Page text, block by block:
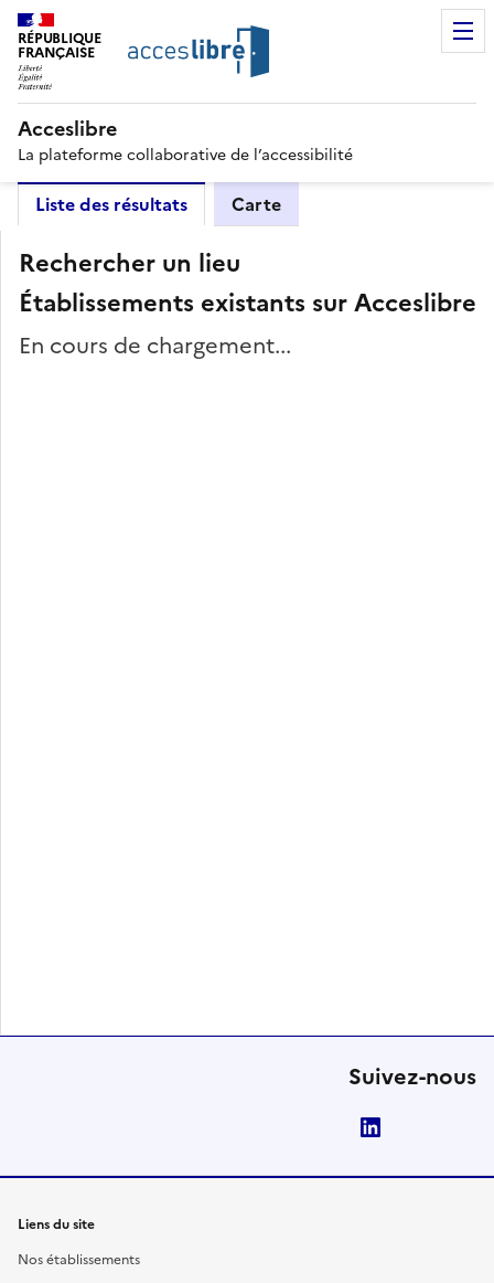
RÉPUBLIQUE
FRANÇAISE
Acceslibre
La plateforme collaborative de l’accessibilité
Liste des résultats Carte
Rechercher un lieu
Établissements existants sur Acceslibre
En cours de chargement...
Suivez-nous
Liens du site
Nos établissements